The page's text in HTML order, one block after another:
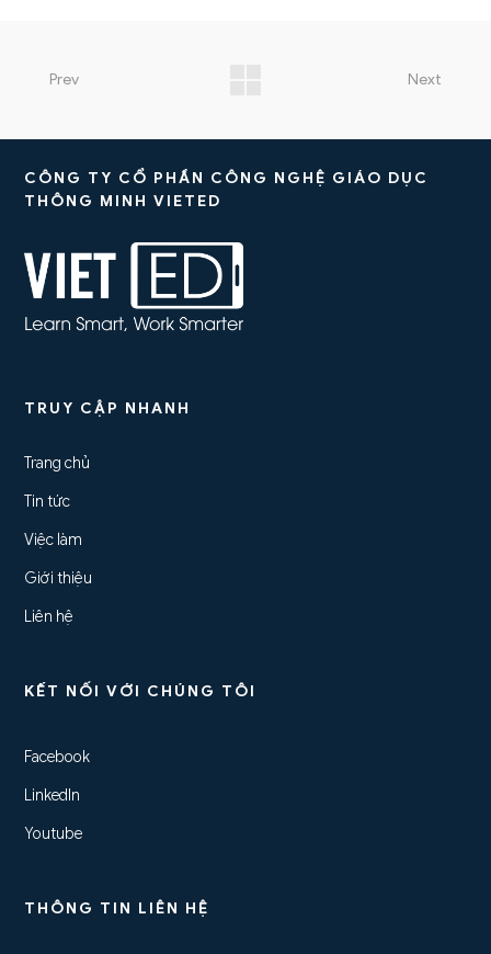
Prev Next
CÔNG TY CỔ PHẦN CÔNG NGHỆ GIÁO DỤC
THÔNG MINH VIETED
TRUY CẬP NHANH
Trang chủ
Tin tức
Việc làm
Giới thiệu
Liên hệ
KẾT NỐI VỚI CHÚNG TÔI
Facebook
LinkedIn
Youtube
THÔNG TIN LIÊN HỆ